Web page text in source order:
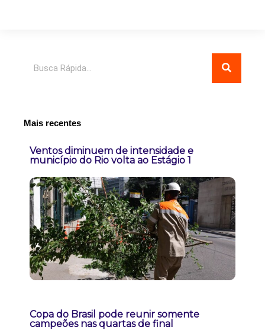
Mais recentes
Ventos diminuem de intensidade e
município do Rio volta ao Estágio 1
Copa do Brasil pode reunir somente
campeões nas quartas de final